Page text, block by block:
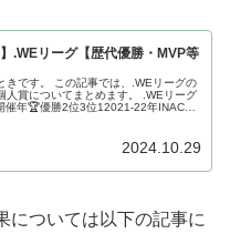
】.WEリーグ【歴代優勝・MVP等
きです。 この記事では、.WEリーグの
人賞についてまとめます。 .WEリーグ
催年🏆優勝2位3位12021-22年INAC神
2024.10.29
については以下の記事に